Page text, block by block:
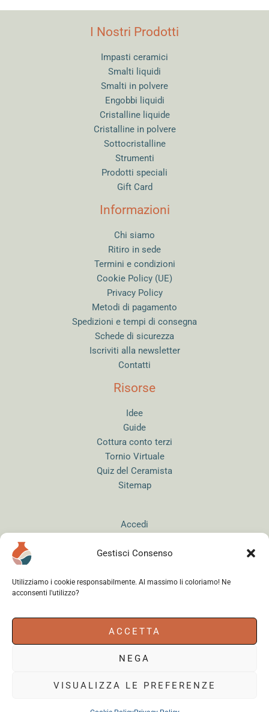
Gestisci Consenso
Utilizziamo i cookie responsabilmente. Al massimo li coloriamo! Ne
acconsenti l'utilizzo?
ACCETTA
NEGA
VISUALIZZA LE PREFERENZE
I Nostri Prodotti
Impasti ceramici
Smalti liquidi
Smalti in polvere
Engobbi liquidi
Cristalline liquide
Cristalline in polvere
Sottocristalline
Strumenti
Prodotti speciali
Gift Card
Informazioni
Chi siamo
Ritiro in sede
Termini e condizioni
Cookie Policy (UE)
Privacy Policy
Metodi di pagamento
Spedizioni e tempi di consegna
Schede di sicurezza
Iscriviti alla newsletter
Contatti
Risorse
Idee
Guide
Cottura conto terzi
Tornio Virtuale
Quiz del Ceramista
Sitemap
Accedi
18179961000 - Copyright © 2026